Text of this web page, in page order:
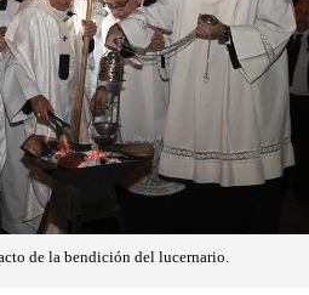
de la bendición del lucernario.